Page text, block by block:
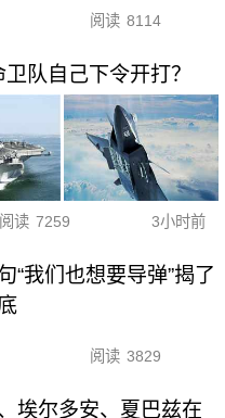
阅读 8114
队自己下令开打？
阅读 7259 3小时前
“我们也想要导弹”揭了
阅读 3829
埃尔多安、夏巴兹在